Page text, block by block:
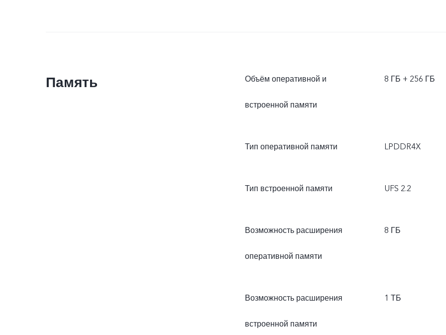
Память Объём оперативной и
встроенной памяти
8 ГБ + 256 ГБ
Тип оперативной памяти LPDDR4X
Тип встроенной памяти UFS 2.2
Возможность расширения
оперативной памяти
8 ГБ
Возможность расширения
встроенной памяти
1 ТБ